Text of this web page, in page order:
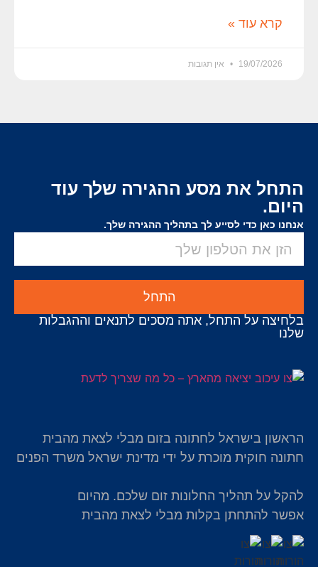
קרא עוד »
19/07/2026 אין תגובות
התחל את מסע ההגירה שלך עוד
היום.
אנחנו כאן כדי לסייע לך בתהליך ההגירה שלך.
התחל
בלחיצה על התחל, אתה מסכים לתנאים וההגבלות
שלנו
הראשון בישראל לחתונה בזום מבלי לצאת מהבית
חתונה חוקית מוכרת על ידי מדינת ישראל משרד הפנים
להקל על תהליך החלונות זום שלכם. מהיום
אפשר להתחתן בקלות מבלי לצאת מהבית